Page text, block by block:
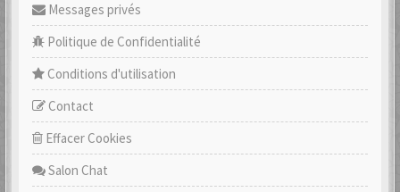
Messages privés
Politique de Confidentialité
Conditions d'utilisation
Contact
Effacer Cookies
Salon Chat